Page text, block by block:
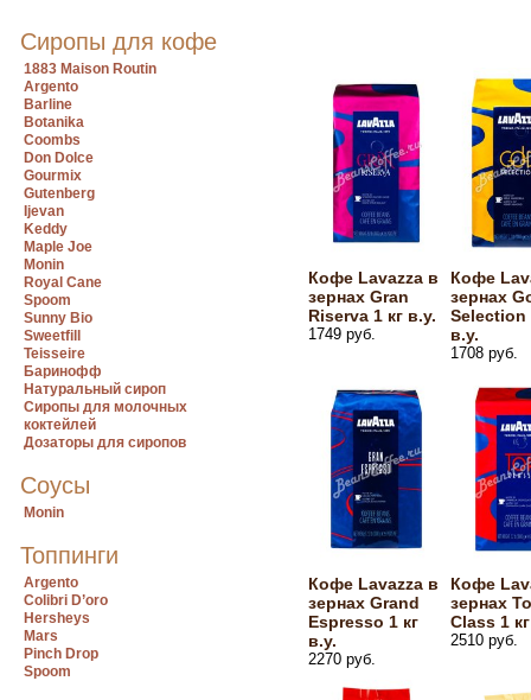
Сиропы для кофе
1883 Maison Routin
Argento
Barline
Botanika
Coombs
Don Dolce
Gourmix
Gutenberg
Ijevan
Keddy
Maple Joe
Monin
Royal Cane
Spoom
Sunny Bio
Sweetfill
Teisseire
Баринофф
Натуральный сироп
Сиропы для молочных
коктейлей
Дозаторы для сиропов
Соусы
Monin
Топпинги
Argento
Colibri D’oro
Hersheys
Mars
Pinch Drop
Spoom
Кофе Lavazza в
зернах Gran
Riserva 1 кг в.у.
1749 руб.
Кофе
зернах
Selection
в.у.
1708 руб.
Кофе Lavazza в
зернах Grand
Espresso 1 кг
в.у.
2270 руб.
Кофе
зернах
Class 1
2510 руб.